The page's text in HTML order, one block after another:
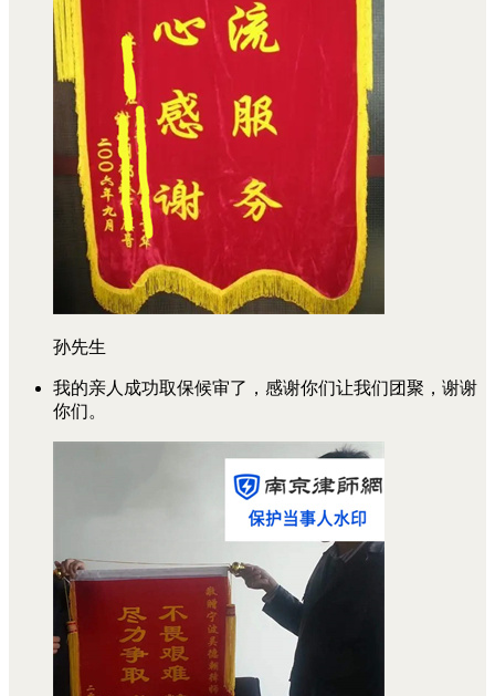
孙先生
我的亲人成功取保候审了，感谢你们让我们团聚，谢谢
你们。